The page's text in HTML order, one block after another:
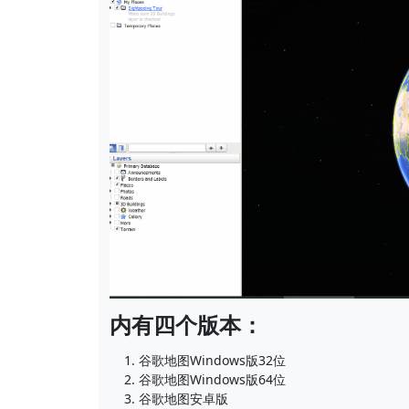
内有四个版本：
谷歌地图Windows版32位
谷歌地图Windows版64位
谷歌地图安卓版